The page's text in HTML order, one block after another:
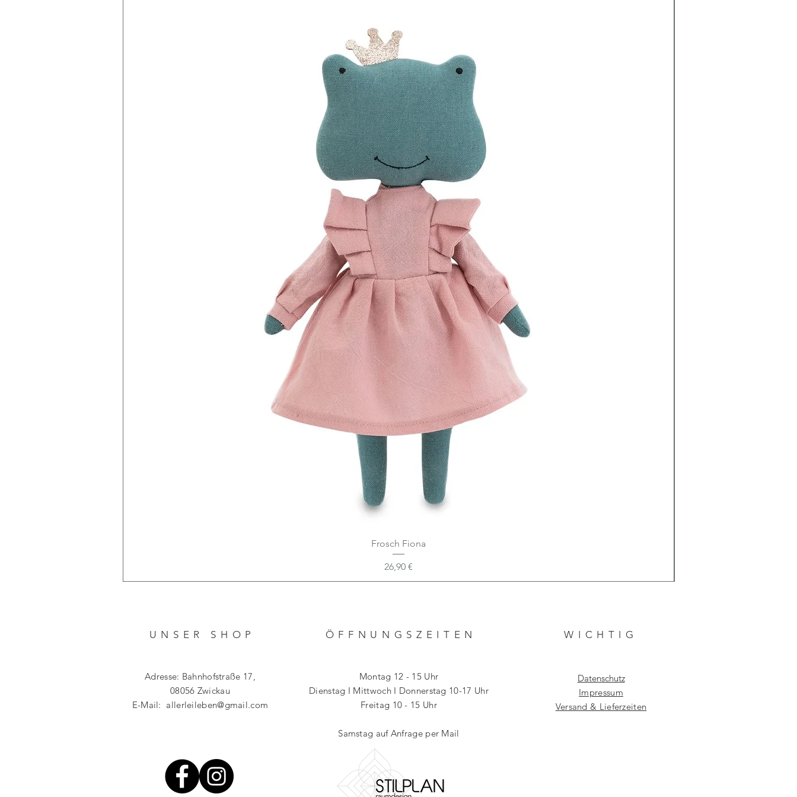
Frosch Fiona
Preis
26,90 €
UNSER SHO P
Adresse: Bahnhofstraße 17,
08056 Zwickau
E-Mail: allerleileben@gmail.com
ÖFFNUNGSZEITE N
Montag 12 - 15 Uhr
Dienstag I Mittwoch I Donnerstag 10-17 Uhr
Freitag 10 - 15 Uhr
Samstag auf Anfrage per Mail
WICHTIG
Datenschutz
Impressum
Versand & Lieferzeiten